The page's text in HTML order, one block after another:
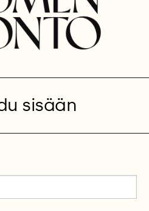
sisään